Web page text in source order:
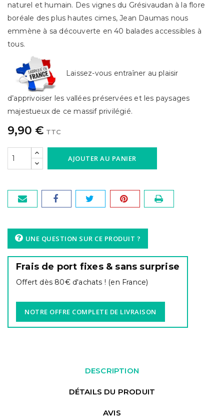
naturel et humain. Des vignes du Grésivaudan à la flore
boréale des plus hautes cimes, Jean Daumas nous
emmène à sa découverte en 40 balades accessibles à
tous.
Laissez-vous entraîner au plaisir
d’apprivoiser les vallées préservées et les paysages
majestueux de ce massif privilégié.
9,90 € TTC
AJOUTER AU PANIER
UNE QUESTION SUR CE PRODUIT ?
Frais de port fixes & sans surprise
Offert dès 80€ d'achats ! (en France)
NOTRE OFFRE COMPLETE DE LIVRAISON
DESCRIPTION
DÉTAILS DU PRODUIT
AVIS